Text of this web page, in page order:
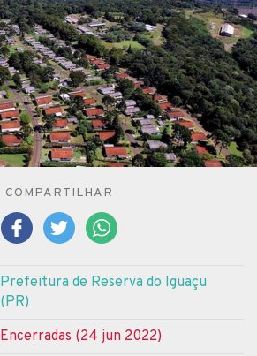
COMPARTILHAR
Prefeitura de Reserva do Iguaçu
(PR)
Encerradas (24 jun 2022)